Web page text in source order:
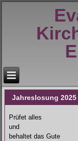
Jahreslosung 2025
Prüfet alles
und
behaltet das Gute